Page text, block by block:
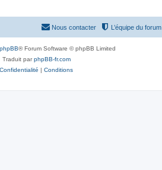
L’équipe du forum
Nous contacter
phpBB® Forum Software © phpBB Limited
Traduit parphpBB-fr.com
Confidentialité | Conditions